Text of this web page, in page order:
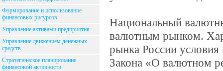
Формирование и использование
финансовых рисурсов
Управление активами предприятия
Управление движением денежных
средств
Стратегическое планирование
финансовой активности
Национальный
валютным рынком.
рынка России условия
Закона «О валютном